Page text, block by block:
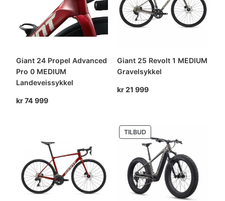
Giant 24 Propel Advanced
Pro 0 MEDIUM
Landeveissykkel
kr74 999
Giant 25 Revolt 1 MEDIUM
Gravelsykkel
kr21 999
TILBUDPRODUKT
PÅ
SALG